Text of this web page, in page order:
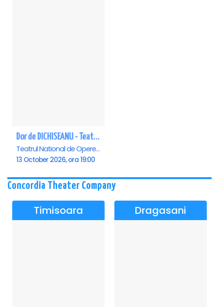
Dor de DICHISEANU - Teatrul Național de Operetă și Musical „Ion Dacian"
Teatrul National de Opereta si Musical Ion Dacian, Bucuresti
13 October 2026, ora 19:00
Concordia Theater Company
Timisoara Dragasani